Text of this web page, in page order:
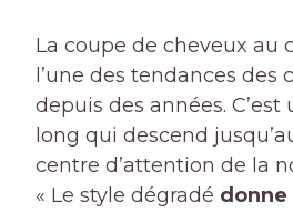
La coupe de cheveux au
l’une des tendances des
depuis des années. C’est
long qui descend
centre d’attention de la
« Le style dégradé